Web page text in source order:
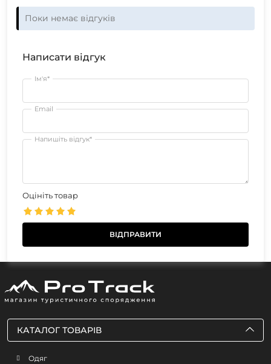
Поки немає відгуків
Написати відгук
Ім'я*
Email
Напишіть відгук*
Оцініть товар
КАТАЛОГ ТОВАРІВ
Одяг